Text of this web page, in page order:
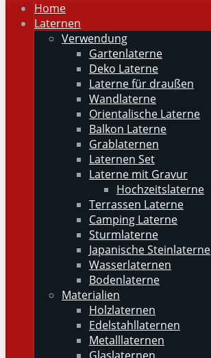
Home
Laternen
Verwendung
Gartenlaterne
Deko Laterne
Laterne für draußen
Wandlaterne
Orientalische Laterne
Balkon Laterne
Grablaternen
Laternen Set
Laterne mit Gravur
Hochzeitslaterne
Terrassen Laterne
Camping Laterne
Sturmlaterne
Japanische Steinlaterne
Wasserlaternen
Bodenlaterne
Materialien
Holzlaternen
Edelstahllaternen
Metalllaternen